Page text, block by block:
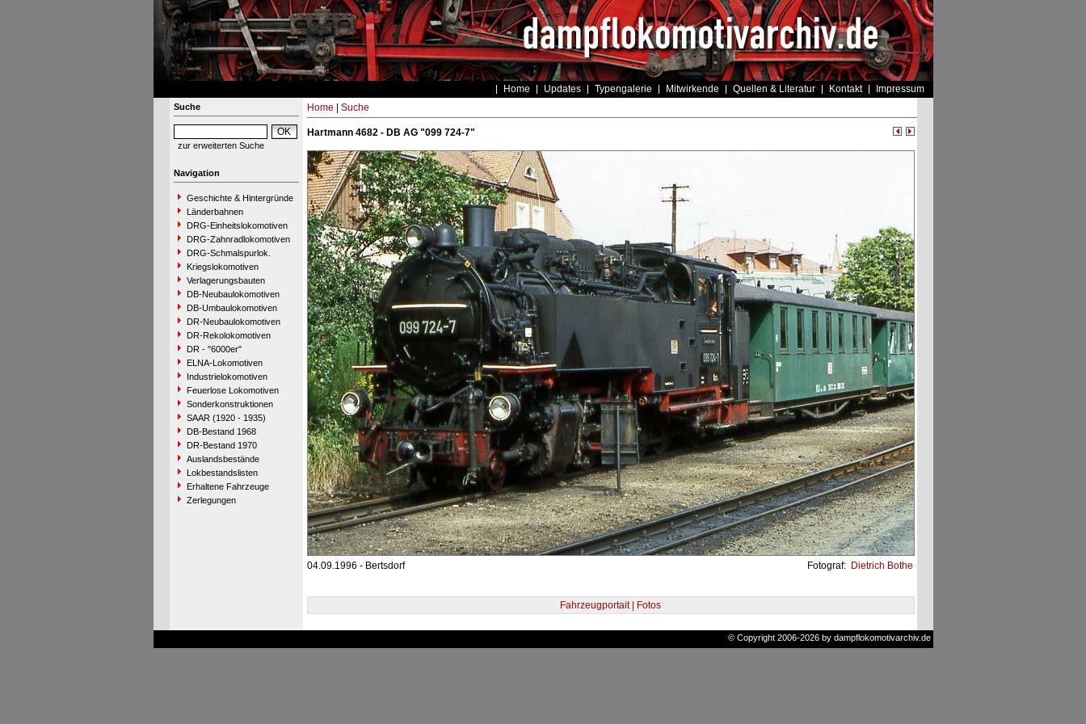
Home Updates Typengalerie Mitwirkende Quellen & Literatur Kontakt Impressum
Suche
zur erweiterten Suche
Navigation
Geschichte & Hintergründe
Länderbahnen
DRG-Einheitslokomotiven
DRG-Zahnradlokomotiven
DRG-Schmalspurlok.
Kriegslokomotiven
Verlagerungsbauten
DB-Neubaulokomotiven
DB-Umbaulokomotiven
DR-Neubaulokomotiven
DR-Rekolokomotiven
DR - "6000er"
ELNA-Lokomotiven
Industrielokomotiven
Feuerlose Lokomotiven
Sonderkonstruktionen
SAAR (1920 - 1935)
DB-Bestand 1968
DR-Bestand 1970
Auslandsbestände
Lokbestandslisten
Erhaltene Fahrzeuge
Zerlegungen
Home Suche
Hartmann 4682 - DB AG "099 724-7"
04.09.1996 - Bertsdorf Fotograf: Dietrich Bothe
Fahrzeugportait | Fotos
© Copyright 2006-2026 by dampflokomotivarchiv.de